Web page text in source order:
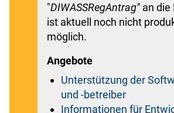
"DIWASSRegAntrag" an die
ist aktuell noch nicht
möglich.
Angebote
Unterstützung der
und -betreiber
Informationen für